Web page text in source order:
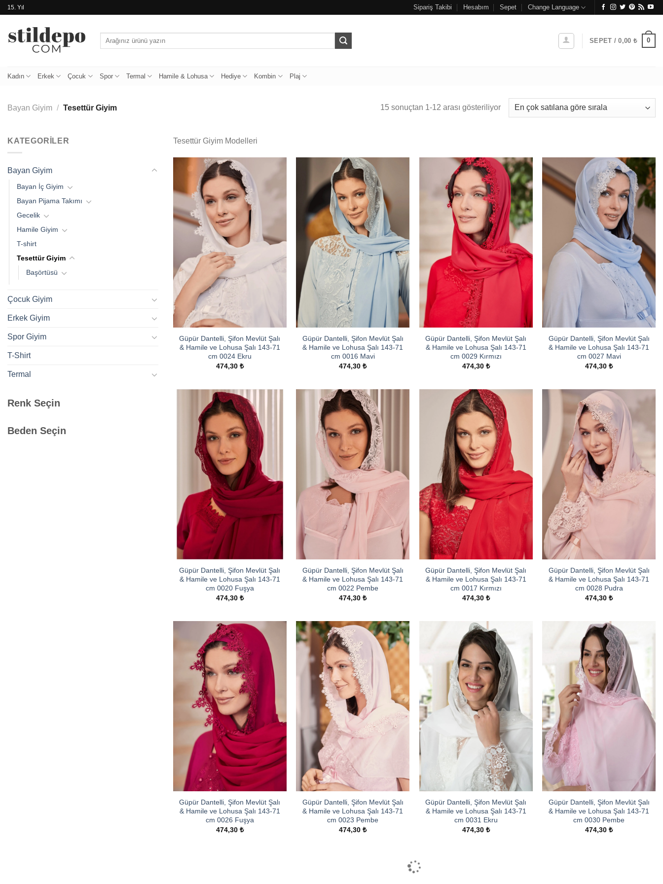
İçeriğe
15. Yıl Sipariş Takibi Hesabım Sepet Change Language
Ara:
SEPET /0,00 ₺ 0
Kadın Erkek Çocuk Spor Termal Hamile & Lohusa Hediye Kombin Plaj
Bayan Giyim / Tesettür Giyim 15 sonuçtan 1-12 arası gösteriliyorPopülerliğe
göre
KATEGORILER
Bayan Giyim
Bayan İç Giyim
Bayan Pijama Takımı
Gecelik
Hamile Giyim
T-shirt
Tesettür Giyim
Başörtüsü
Çocuk Giyim
Erkek Giyim
Spor Giyim
T-Shirt
Termal
Renk Seçin
Beden Seçin
Tesettür Giyim Modelleri
Güpür Dantelli, Şifon Mevlüt Şalı
& Hamile ve Lohusa Şalı 143-71
cm 0024 Ekru
474,30 ₺
Güpür Dantelli, Şifon Mevlüt Şalı
& Hamile ve Lohusa Şalı 143-71
cm 0016 Mavi
474,30₺
Güpür Dantelli, Şifon Mevlüt Şalı
& Hamile ve Lohusa Şalı 143-71
cm 0029 Kırmızı
474,30 ₺
Güpür Dantelli, Şifon Mevlüt Şalı
& Hamile ve Lohusa Şalı 143-71
cm 0027 Mavi
474,30₺
Güpür Dantelli, Şifon Mevlüt Şalı
& Hamile ve Lohusa Şalı 143-71
cm 0020 Fuşya
474,30 ₺
Güpür Dantelli, Şifon Mevlüt Şalı
& Hamile ve Lohusa Şalı 143-71
cm 0022 Pembe
474,30₺
Güpür Dantelli, Şifon Mevlüt Şalı
& Hamile ve Lohusa Şalı 143-71
cm 0017 Kırmızı
474,30 ₺
Güpür Dantelli, Şifon Mevlüt Şalı
& Hamile ve Lohusa Şalı 143-71
cm 0028 Pudra
474,30₺
Güpür Dantelli, Şifon Mevlüt Şalı
& Hamile ve Lohusa Şalı 143-71
cm 0026 Fuşya
474,30 ₺
Güpür Dantelli, Şifon Mevlüt Şalı
& Hamile ve Lohusa Şalı 143-71
cm 0023 Pembe
474,30₺
Güpür Dantelli, Şifon Mevlüt Şalı
& Hamile ve Lohusa Şalı 143-71
cm 0031 Ekru
474,30 ₺
Güpür Dantelli, Şifon Mevlüt Şalı
& Hamile ve Lohusa Şalı 143-71
cm 0030 Pembe
474,30₺